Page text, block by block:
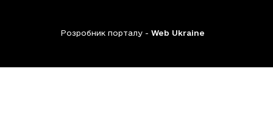
Розробник порталу - Web Ukraine